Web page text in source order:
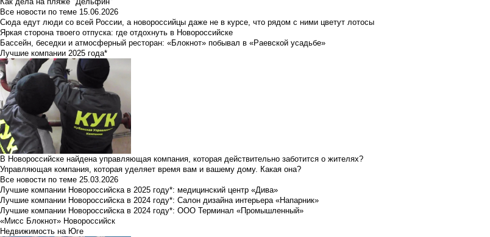
Все новости по теме 15.06.2026
Сюда едут люди со всей России, а новороссийцы даже не в курсе, что рядом с ними цветут лотосы
Яркая сторона твоего отпуска: где отдохнуть в Новороссийске
Бассейн, беседки и атмосферный ресторан: «Блокнот» побывал в «Раевской усадьбе»
Лучшие компании 2025 года*
В Новороссийске найдена управляющая компания, которая действительно заботится о жителях?
Управляющая компания, которая уделяет время вам и вашему дому. Какая она?
Все новости по теме 25.03.2026
Лучшие компании Новороссийска в 2025 году*: медицинский центр «Дива»
Лучшие компании Новороссийска в 2024 году*: Салон дизайна интерьера «Напарник»
Лучшие компании Новороссийска в 2024 году*: ООО Терминал «Промышленный»
«Мисс Блокнот» Новороссийск
Недвижимость на Юге